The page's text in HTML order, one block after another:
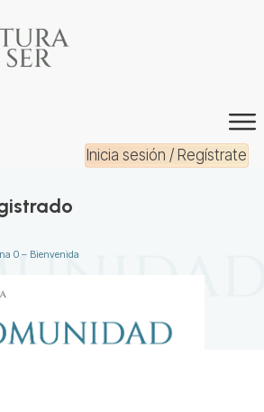
Inicia sesión / Regístrate
0 – Bienvenida